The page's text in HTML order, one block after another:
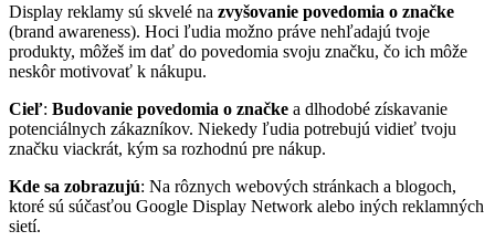
Display reklamy sú skvelé na zvyšovanie povedomia o značke
(brand awareness). Hoci ľudia možno práve nehľadajú tvoje
produkty, môžeš im dať do povedomia svoju značku, čo ich môže
neskôr motivovať k nákupu.
Cieľ: Budovanie povedomia o značke a dlhodobé získavanie
potenciálnych zákazníkov. Niekedy ľudia potrebujú vidieť tvoju
značku viackrát, kým sa rozhodnú pre nákup.
Kde sa zobrazujú: Na rôznych webových stránkach a blogoch,
ktoré sú súčasťou Google Display Network alebo iných reklamných
sietí.